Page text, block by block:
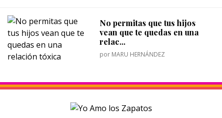
No permitas que tus hijos
vean que te quedas en una
relac...
por MARU HERNÁNDEZ